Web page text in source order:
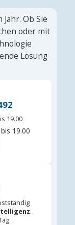
Ob Sie
oder mit
Lösung
19.00
19.00
.